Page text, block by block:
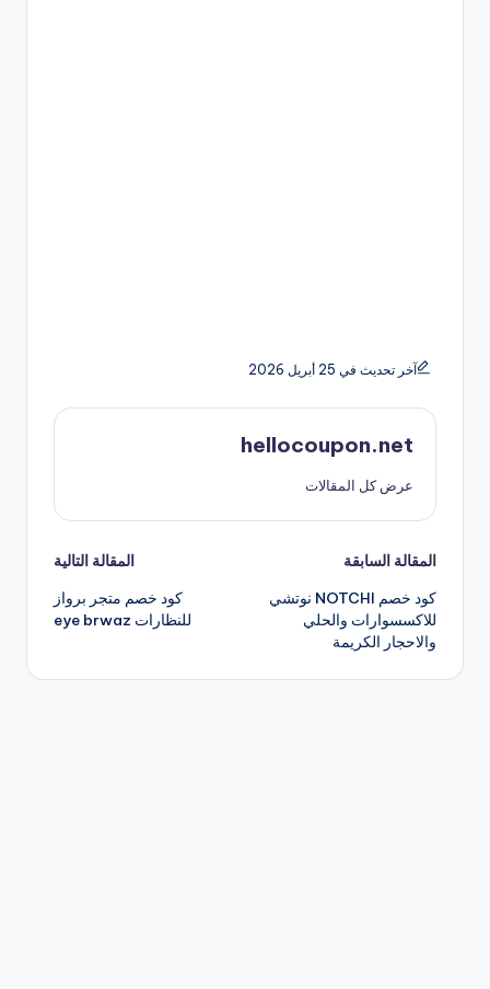
آخر تحديث في 25 أبريل 2026
hellocoupon.net
عرض كل المقالات
تصفّح
المقالات
المقالة السابقة
كود خصم NOTCHI نوتشي
للاكسسوارات والحلي
والاحجار الكريمة
المقالة التالية
كود خصم متجر برواز
للنظارات eye brwaz